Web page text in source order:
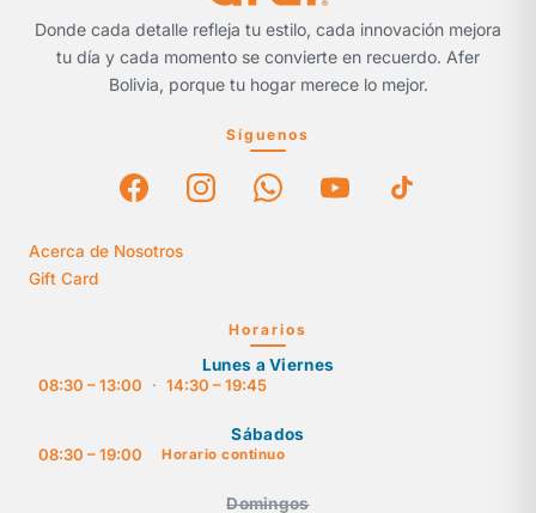
Donde cada detalle refleja tu estilo, cada innovación mejora
tu día y cada momento se convierte en recuerdo. Afer
Bolivia, porque tu hogar merece lo mejor.
Síguenos
Acerca de Nosotros
Gift Card
Horarios
Lunes a Viernes
08:30 – 13:00
· 14:30 – 19:45
Sábados
08:30 – 19:00
Horario continuo
Domingos